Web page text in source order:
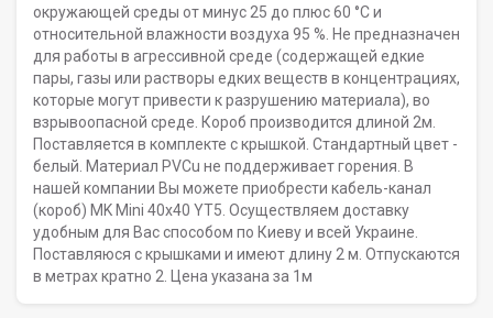
окружающей среды от минус 25 до плюс 60 °С и
относительной влажности воздуха 95 %. Не предназначен
для работы в агрессивной среде (содержащей едкие
пары, газы или растворы едких веществ в концентрациях,
которые могут привести к разрушению материала), во
взрывоопасной среде. Короб производится длиной 2м.
Поставляется в комплекте с крышкой. Стандартный цвет -
белый. Материал PVCu не поддерживает горения. В
нашей компании Вы можете приобрести кабель-канал
(короб) MK Mini 40х40 YT5. Осуществляем доставку
удобным для Вас способом по Киеву и всей Украине.
Поставляюся с крышками и имеют длину 2 м. Отпускаются
в метрах кратно 2. Цена указана за 1м